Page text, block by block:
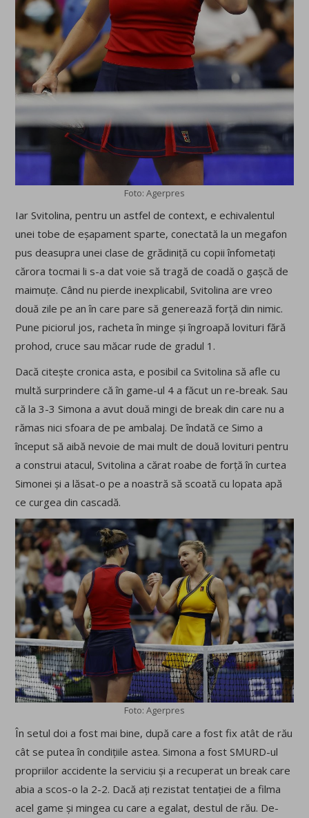
Foto: Agerpres
Iar Svitolina, pentru un astfel de context, e echivalentul
unei tobe de eșapament sparte, conectată la un megafon
pus deasupra unei clase de grădiniță cu copii înfometați
cărora tocmai li s-a dat voie să tragă de coadă o gașcă de
maimuțe. Când nu pierde inexplicabil, Svitolina are vreo
două zile pe an în care pare să generează forță din nimic.
Pune piciorul jos, racheta în minge și îngroapă lovituri fără
prohod, cruce sau măcar rude de gradul 1.
Dacă citește cronica asta, e posibil ca Svitolina să afle cu
multă surprindere că în game-ul 4 a făcut un re-break. Sau
că la 3-3 Simona a avut două mingi de break din care nu a
rămas nici sfoara de pe ambalaj. De îndată ce Simo a
început să aibă nevoie de mai mult de două lovituri pentru
a construi atacul, Svitolina a cărat roabe de forță în curtea
Simonei și a lăsat-o pe a noastră să scoată cu lopata apă
ce curgea din cascadă.
Foto: Agerpres
În setul doi a fost mai bine, după care a fost fix atât de rău
cât se putea în condițiile astea. Simona a fost SMURD-ul
propriilor accidente la serviciu și a recuperat un break care
abia a scos-o la 2-2. Dacă ați rezistat tentației de a filma
acel game și mingea cu care a egalat, destul de rău. De-